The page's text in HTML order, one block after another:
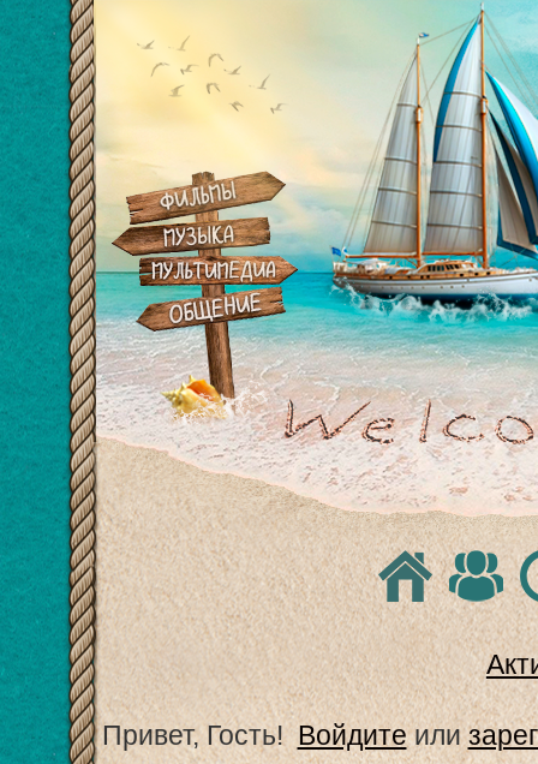
Привет, Гость! Войдитеили